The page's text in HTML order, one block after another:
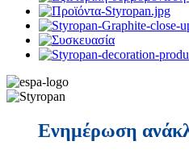
Ενημέρωση